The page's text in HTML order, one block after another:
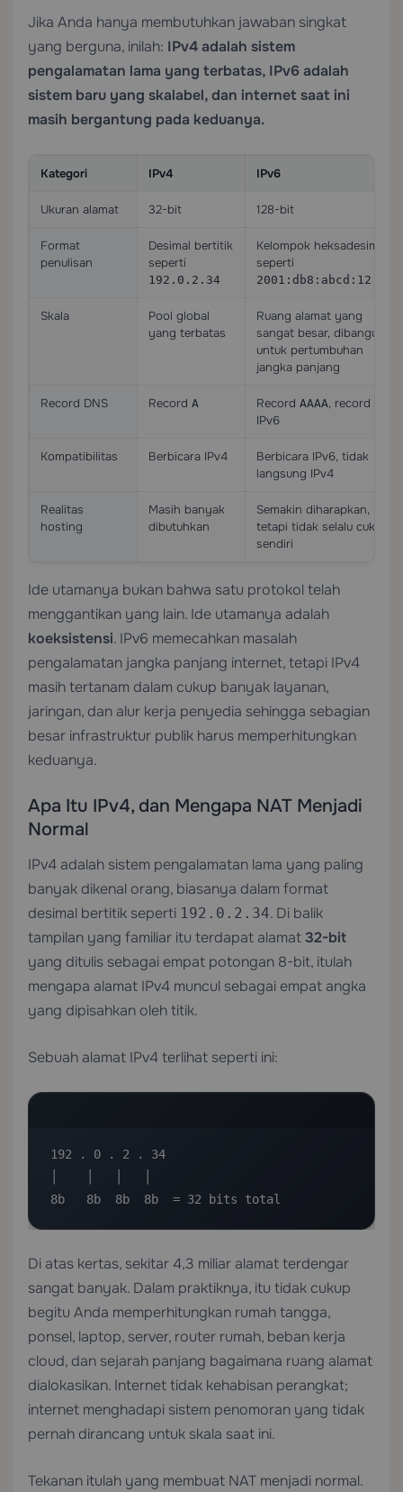
Jika Anda hanya membutuhkan jawaban singkat
yang berguna, inilah: IPv4 adalah sistem
pengalamatan lama yang terbatas, IPv6 adalah
sistem baru yang skalabel, dan internet saat ini
masih bergantung pada keduanya.
Kategori IPv4 IPv6
Ukuran alamat 32-bit 128-bit
Format
penulisan
Desimal bertitik
seperti
192.0.2.34
Kelompok heksadesimal
seperti
2001:db8:abcd:12::25
Skala
Pool global
yang terbatas
Ruang alamat yang
sangat besar, dibangun
untuk pertumbuhan
jangka panjang
Record DNS Record A Record AAAA, record DNS
IPv6
Kompatibilitas Berbicara IPv4
Berbicara IPv6, tidak
langsung IPv4
Realitas
hosting
Masih banyak
dibutuhkan
Semakin diharapkan,
tetapi tidak selalu cukup
sendiri
Ide utamanya bukan bahwa satu protokol telah
menggantikan yang lain. Ide utamanya adalah
koeksistensi. IPv6 memecahkan masalah
pengalamatan jangka panjang internet, tetapi IPv4
masih tertanam dalam cukup banyak layanan,
jaringan, dan alur kerja penyedia sehingga sebagian
besar infrastruktur publik harus memperhitungkan
keduanya.
Apa Itu IPv4, dan Mengapa NAT Menjadi
Normal
IPv4 adalah sistem pengalamatan lama yang paling
banyak dikenal orang, biasanya dalam format
desimal bertitik seperti 192.0.2.34. Di balik
tampilan yang familiar itu terdapat alamat32-bit
yang ditulis sebagai empat potongan 8-bit, itulah
mengapa alamat IPv4 muncul sebagai empat angka
yang dipisahkan oleh titik.
Sebuah alamat IPv4 terlihat seperti ini:
192 . 0 . 2 . 34
8b   8b  8b  8b  = 32 bits total
Di atas kertas, sekitar 4,3 miliar alamat terdengar
sangat banyak. Dalam praktiknya, itu tidak cukup
begitu Anda memperhitungkan rumah tangga,
ponsel, laptop, server, router rumah, beban kerja
cloud, dan sejarah panjang bagaimana ruang alamat
dialokasikan. Internet tidak kehabisan perangkat;
internet menghadapi sistem penomoran yang tidak
pernah dirancang untuk skala saat ini.
Tekanan itulah yang membuat NAT menjadi normal.